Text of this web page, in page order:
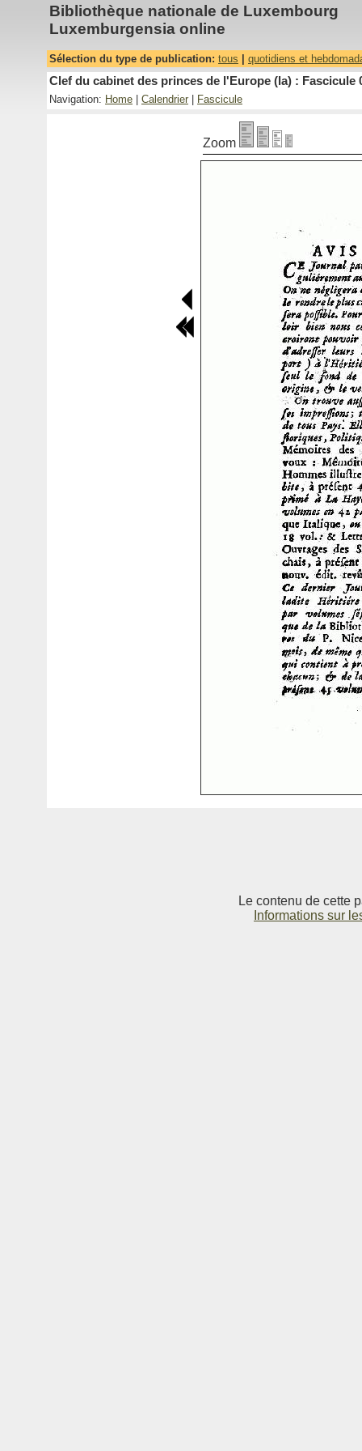
Bibliothèque nationale de Luxembourg
Luxemburgensia online
Sélection du type de publication: tous quotidiens et
Clef du cabinet des princes de l'Europe (la) : Fascicule
Navigation: Home Calendrier Fascicule
Zoom
Le contenu de cette
Informations sur